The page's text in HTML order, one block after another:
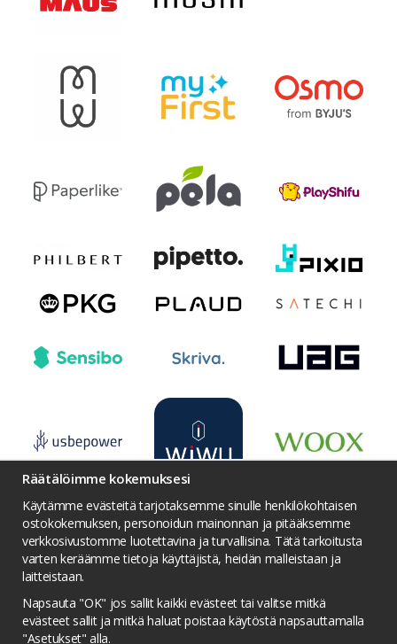
Ehdot Yhteydenotto
Twitter
YouTube Pinterest
Instagram
Palkintojen metsästys
Tietosuojakäytäntö
Räätälöimme kokemuksesi
Käytämme evästeitä tarjotaksemme sinulle henkilökohtaisen
ostokokemuksen, personoidun mainonnan ja pitääksemme
verkkosivustomme luotettavina ja turvallisina. Tätä tarkoitusta
varten keräämme tietoja käyttäjistä, heidän malleistaan ​​ja
laitteistaan.
Napsauta "OK" jos sallit kaikki evästeet tai valitse mitkä
evästeet sallit ja mitkä haluat poistaa käytöstä napsauttamalla
"Asetukset" alla.